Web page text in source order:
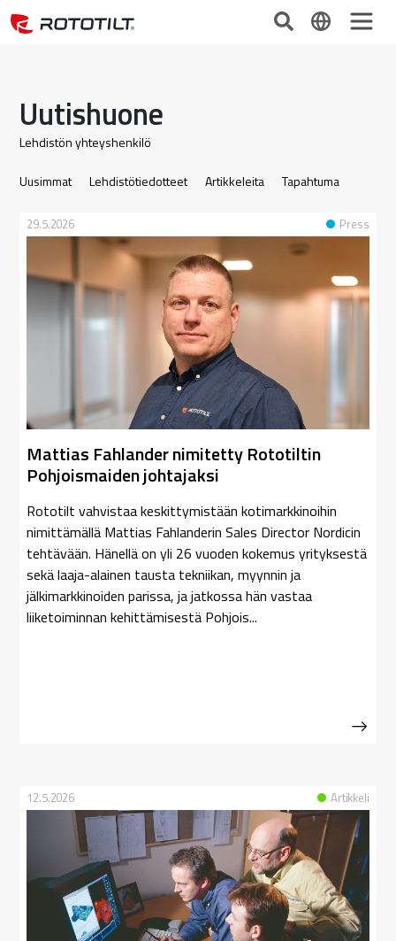
Uutishuone
Uusimmat Lehdistötiedotteet Artikkeleita Tapahtuma
Lehdistön yhteyshenkilö
Press
29.5.2026
Mattias Fahlander nimitetty Rototiltin
Pohjoismaiden johtajaksi
Rototilt vahvistaa keskittymistään kotimarkkinoihin
nimittämällä Mattias Fahlanderin Sales Director Nordicin
tehtävään. Hänellä on yli 26 vuoden kokemus yrityksestä
sekä laaja-alainen tausta tekniikan, myynnin ja
jälkimarkkinoiden parissa, ja jatkossa hän vastaa
liiketoiminnan kehittämisestä Pohjois...
Artikkeli
12.5.2026